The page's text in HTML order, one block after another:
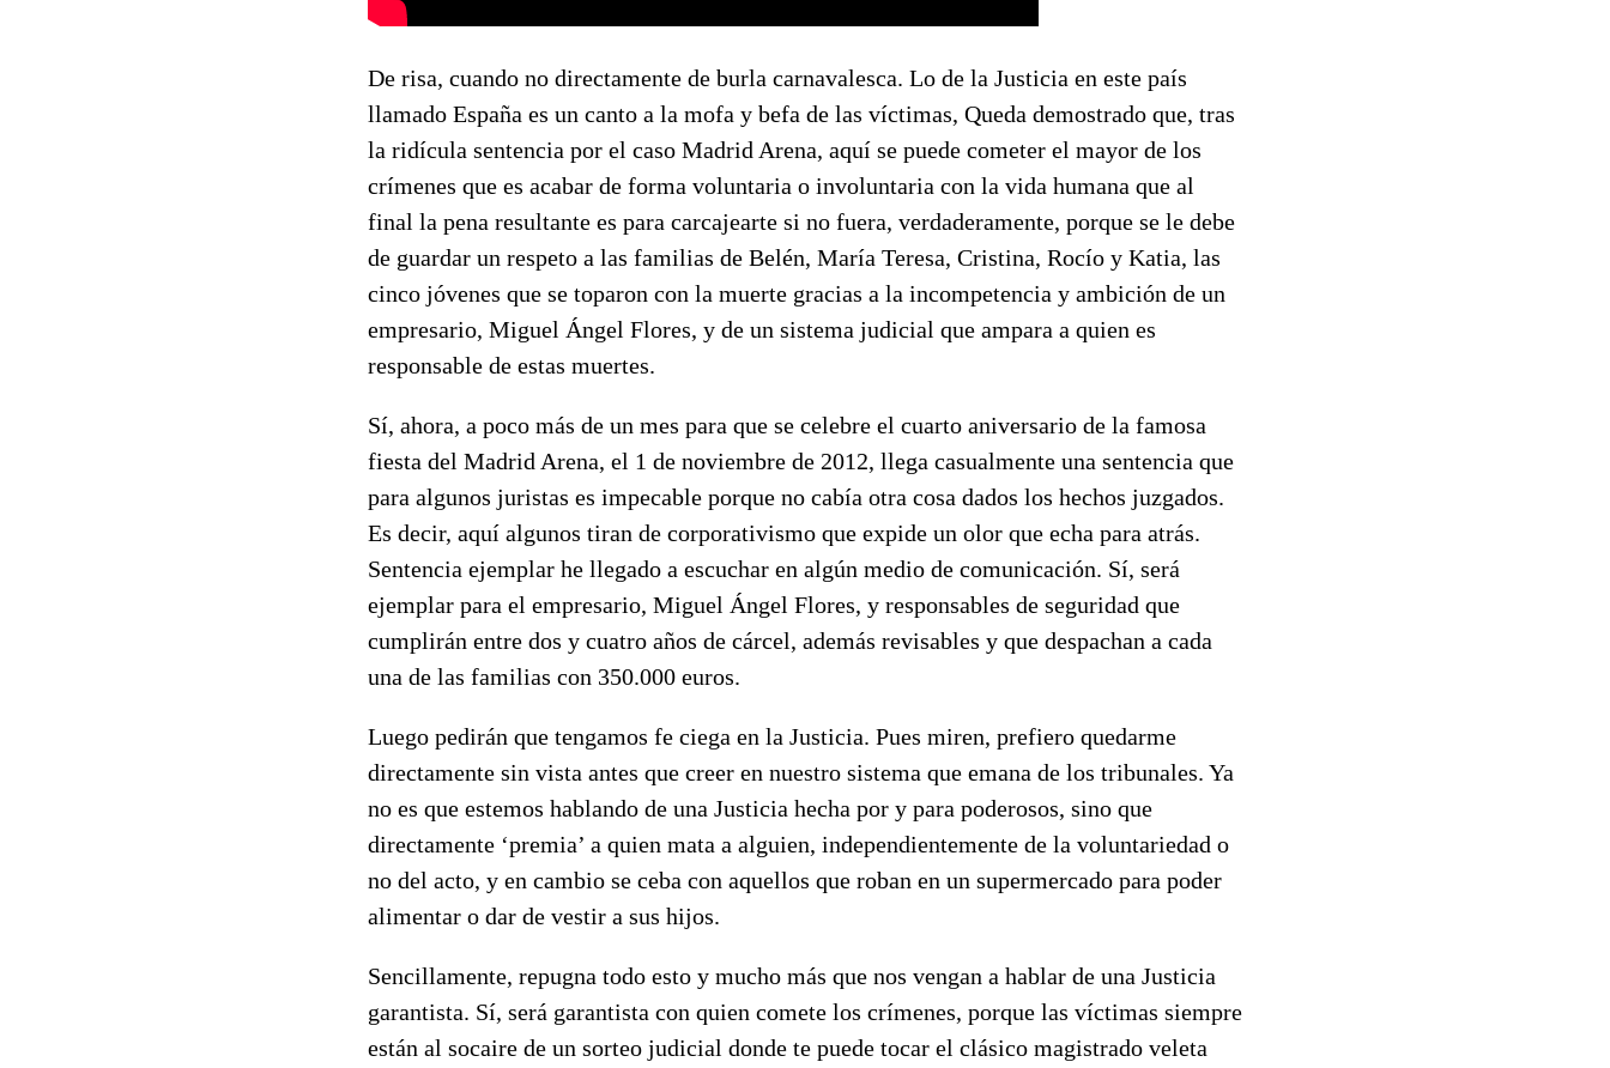
De risa, cuando no directamente de burla carnavalesca. Lo de la Justicia en este país
llamado España es un canto a la mofa y befa de las víctimas, Queda demostrado que, tras
la ridícula sentencia por el caso Madrid Arena, aquí se puede cometer el mayor de los
crímenes que es acabar de forma voluntaria o involuntaria con la vida humana que al
final la pena resultante es para carcajearte si no fuera, verdaderamente, porque se le debe
de guardar un respeto a las familias de Belén, María Teresa, Cristina, Rocío y Katia, las
cinco jóvenes que se toparon con la muerte gracias a la incompetencia y ambición de un
empresario, Miguel Ángel Flores, y de un sistema judicial que ampara a quien es
responsable de estas muertes.
Sí, ahora, a poco más de un mes para que se celebre el cuarto aniversario de la famosa
fiesta del Madrid Arena, el 1 de noviembre de 2012, llega casualmente una sentencia que
para algunos juristas es impecable porque no cabía otra cosa dados los hechos juzgados.
Es decir, aquí algunos tiran de corporativismo que expide un olor que echa para atrás.
Sentencia ejemplar he llegado a escuchar en algún medio de comunicación. Sí, será
ejemplar para el empresario, Miguel Ángel Flores, y responsables de seguridad que
cumplirán entre dos y cuatro años de cárcel, además revisables y que despachan a cada
una de las familias con 350.000 euros.
Luego pedirán que tengamos fe ciega en la Justicia. Pues miren, prefiero quedarme
directamente sin vista antes que creer en nuestro sistema que emana de los tribunales. Ya
no es que estemos hablando de una Justicia hecha por y para poderosos, sino que
directamente ‘premia’ a quien mata a alguien, independientemente de la voluntariedad o
no del acto, y en cambio se ceba con aquellos que roban en un supermercado para poder
alimentar o dar de vestir a sus hijos.
Sencillamente, repugna todo esto y mucho más que nos vengan a hablar de una Justicia
garantista. Sí, será garantista con quien comete los crímenes, porque las víctimas siempre
están al socaire de un sorteo judicial donde te puede tocar el clásico magistrado veleta